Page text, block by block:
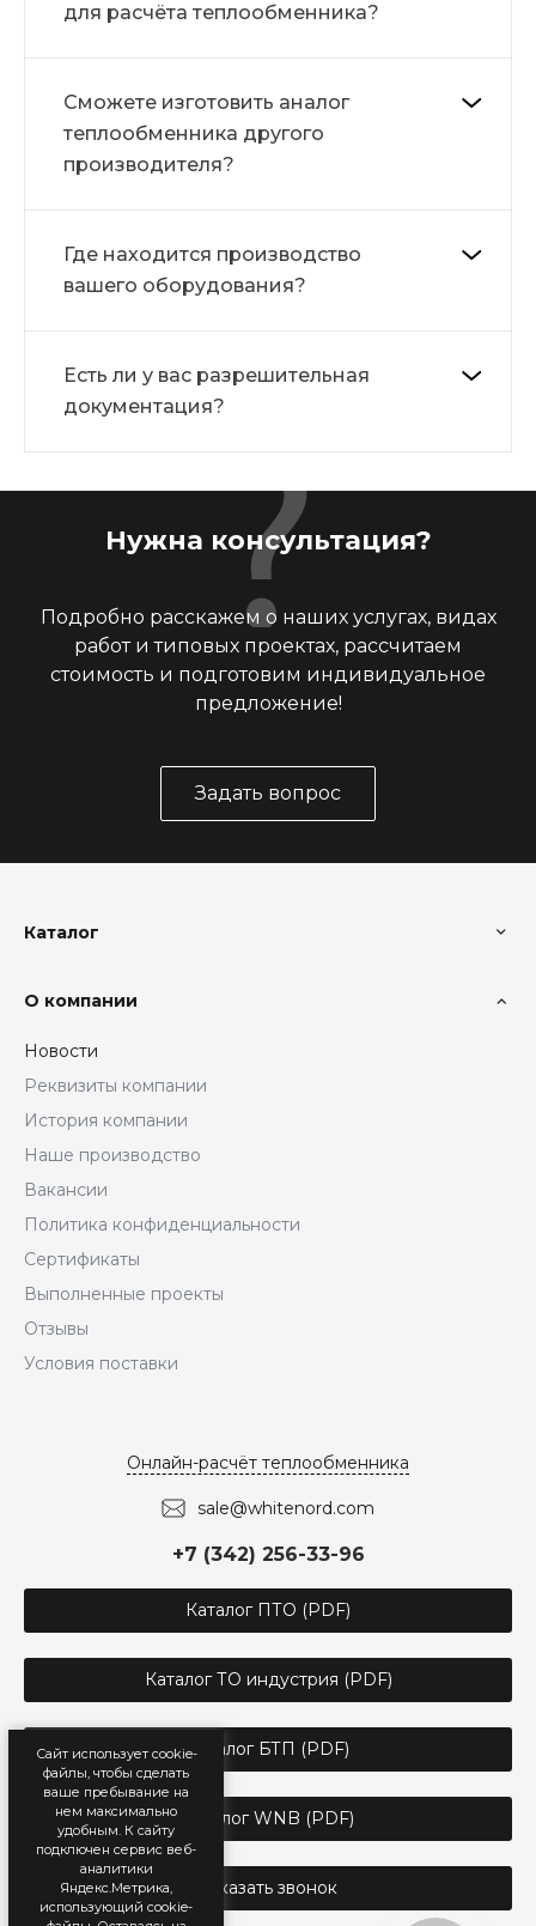
Сайт использует cookie-
файлы, чтобы сделать
ваше пребывание на
нем максимально
удобным. К cайту
подключен сервис веб-
аналитики
Яндекс.Метрика,
использующий cookie-
для расчёта теплообменника?
Сможете изготовить аналог
теплообменника другого
производителя?
Где находится производство
вашего оборудования?
Есть ли у вас разрешительная
документация?
Нужна консультация?
Подробно расскажем о наших услугах, видах
работ и типовых проектах, рассчитаем
стоимость и подготовим индивидуальное
предложение!
Задать вопрос
Каталог
О компании
Новости
Реквизиты компании
История компании
Наше производство
Вакансии
Политика конфиденциальности
Сертификаты
Выполненные проекты
Отзывы
Условия поставки
Онлайн-расчёт теплообменника
sale@whitenord.com
+7 (342) 256-33-96
Каталог ПТО (PDF)
Каталог ТО индустрия (PDF)
Каталог БТП (PDF)
Каталог WNB (PDF)
Заказать звонок